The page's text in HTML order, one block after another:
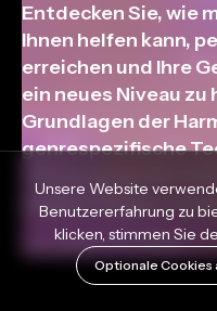
Entdecken Sie, wie
Ihnen helfen kann,
erreichen und Ihre
ein neues Niveau zu
Grundlagen der
genrespezifische
Engine-Plugins
November 22, 2023
Unsere Website
Benutzererfahrung zu
klicken, stimmen Sie
Optionale Cookies